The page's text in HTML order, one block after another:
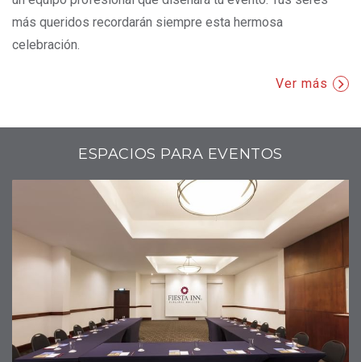
más queridos recordarán siempre esta hermosa
celebración.
Ver más
ESPACIOS PARA EVENTOS